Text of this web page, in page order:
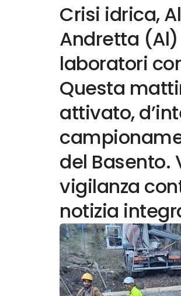
Crisi idrica,
Andretta (Al)
laboratori
Questa
attivato,
del Basento.
vigilanza
notizia